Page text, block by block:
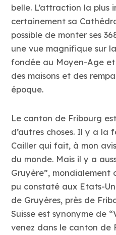
belle. L’attraction la
certainement sa
possible de monter ses
une vue magnifique sur
fondée au Moyen-Age et
des maisons et des
époque.
Le canton de Fribourg
d’autres choses. Il y a la
Cailler qui fait, à mon
du monde. Mais il y a
Gruyère”, mondialement
pu constaté aux Etats-
de Gruyères, près de
Suisse est synonyme de
venez dans le canton de